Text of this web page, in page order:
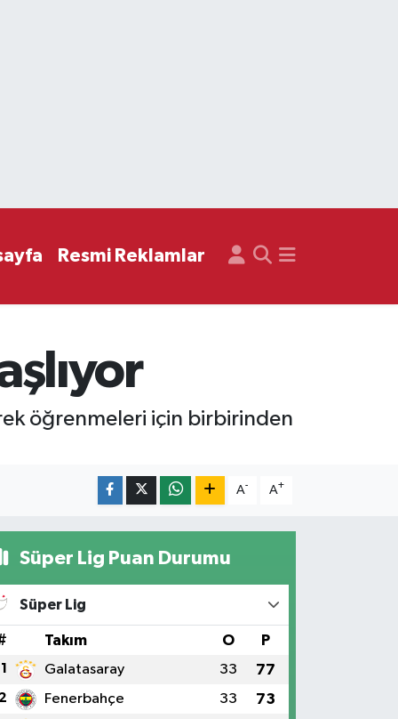
Resmi Reklamlar
öğrenmeleri için birbirinden
A- A+
Süper Lig Puan Durumu
Süper Lig
Takım O P
1 Galatasaray 33 77
2 Fenerbahçe 33 73